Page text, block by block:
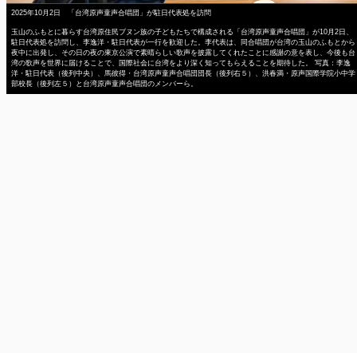
2025年10月2日 「台湾原声童声合唱団」が駐日代表処を訪問
玉山のふもとに暮らす台湾原住民ブヌン族の子どもたちで構成される「台湾原声童声合唱団」が10月2日、
駐日代表処を訪問し、李逸洋・駐日代表が一行を歓迎した。李代表は、同合唱団が台湾の玉山のふもとから
夜中に出発し、その日の夜の東京公演で素晴らしい歌声を披露してくれたことに感謝の意を表し、今後も台
湾の歌声を世界に届けることで、国際社会に台湾をより深く知ってもらえることを期待した。 写真：李逸
洋・駐日代表（後列中央）、馬彼得・台湾原声童声合唱団団長（後列右５）、洪春満・原声国際学院小中学
部校長（後列左５）と台湾原声童声合唱団のメンバーら。